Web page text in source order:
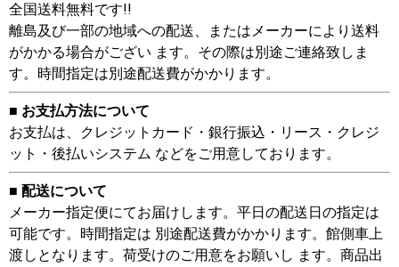
全国送料無料です!!
離島及び一部の地域への配送、またはメーカーにより送料
がかかる場合がござい ます。その際は別途ご連絡致しま
す。時間指定は別途配送費がかかります。
■ お支払方法について
お支払は、クレジットカード・銀行振込・リース・クレジ
ット・後払いシステム などをご用意しております。
■ 配送について
メーカー指定便にてお届けします。平日の配送日の指定は
可能です。時間指定は 別途配送費がかかります。館側車上
渡しとなります。荷受けのご用意をお願いし ます。商品出